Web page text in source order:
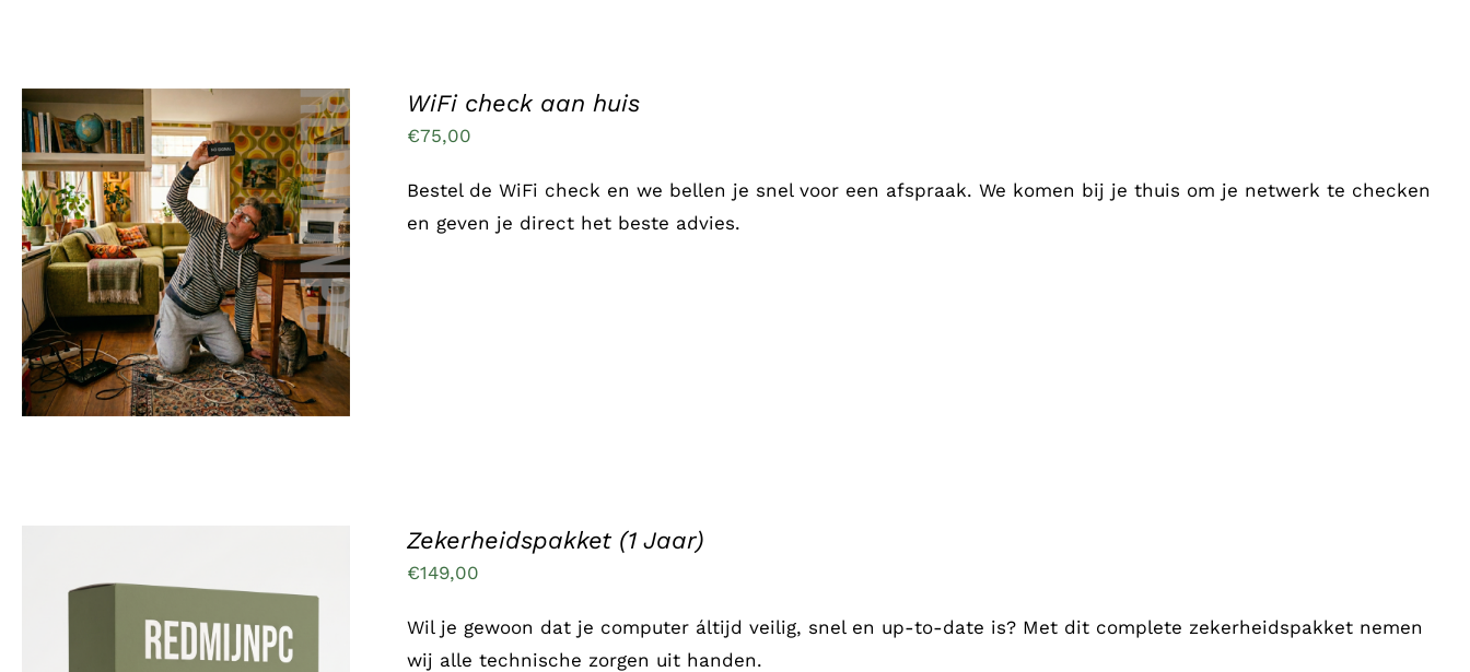
TOEVOEGEN AAN WINKELWAGEN
/
DETAILS
WiFi check aan huis
€75,00
Bestel de WiFi check en we bellen je snel voor een afspraak. We komen bij je thuis om je netwerk te checken
en geven je direct het beste advies.
Zekerheidspakket (1 Jaar)
€149,00
Wil je gewoon dat je computer áltijd veilig, snel en up-to-date is? Met dit complete zekerheidspakket nemen
wij alle technische zorgen uit handen.